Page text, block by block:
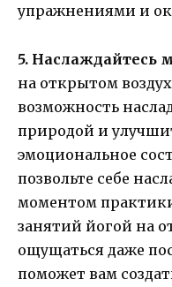
упражнениями и
5. Наслаждайтесь
на открытом
возможность
природой и
эмоциональное
позвольте себе
моментом
занятий йогой на
ощущаться даже
поможет вам